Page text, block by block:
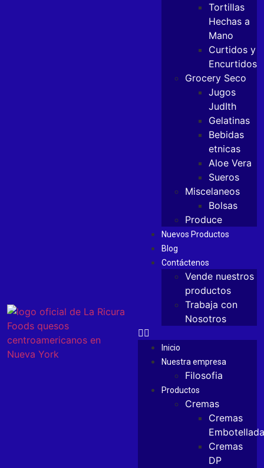
Tortillas
Hechas a
Mano
Curtidos y
Encurtidos
Grocery Seco
Jugos
JudIth
Gelatinas
Bebidas
etnicas
Aloe Vera
Sueros
Miscelaneos
Bolsas
Produce
Nuevos Productos
Blog
Contáctenos
Vende nuestros
productos
Trabaja con
Nosotros
Inicio
Nuestra empresa
Filosofia
Productos
Cremas
Cremas
Cremas
DP